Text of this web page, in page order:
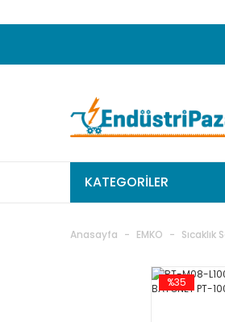
20.000TL ve Üzeri
KATEGORİLER
Anasayfa EMKO Sıcaklık
%35